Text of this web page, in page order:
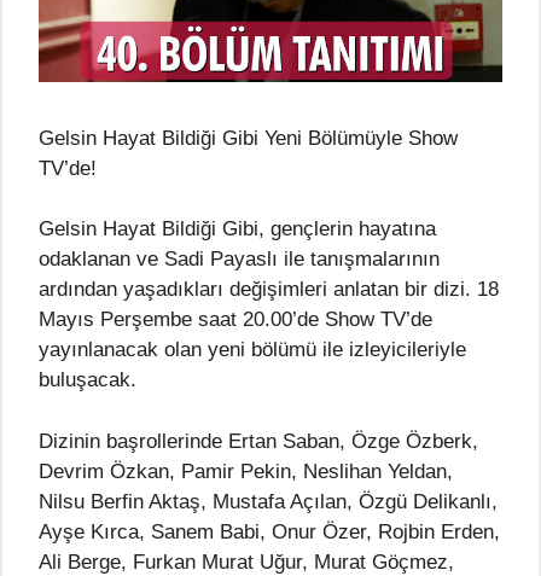
Gelsin Hayat Bildiği Gibi Yeni Bölümüyle Show
TV’de!
Gelsin Hayat Bildiği Gibi, gençlerin hayatına
odaklanan ve Sadi Payaslı ile tanışmalarının
ardından yaşadıkları değişimleri anlatan bir dizi. 18
Mayıs Perşembe saat 20.00’de Show TV’de
yayınlanacak olan yeni bölümü ile izleyicileriyle
buluşacak.
Dizinin başrollerinde Ertan Saban, Özge Özberk,
Devrim Özkan, Pamir Pekin, Neslihan Yeldan,
Nilsu Berfin Aktaş, Mustafa Açılan, Özgü Delikanlı,
Ayşe Kırca, Sanem Babi, Onur Özer, Rojbin Erden,
Ali Berge, Furkan Murat Uğur, Murat Göçmez,